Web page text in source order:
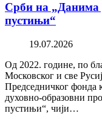
Срби на „Данима
пустињи“
19.07.2026
Од 2022. године, по
Московског и све
Председничког фонда
духовно-образовни
пустињи“, чији…